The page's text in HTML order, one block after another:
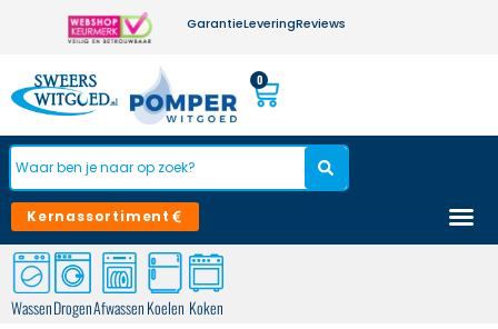
GarantieLeveringReviews
0
Kernassortiment
WassenDrogenAfwassenKoelen Koken